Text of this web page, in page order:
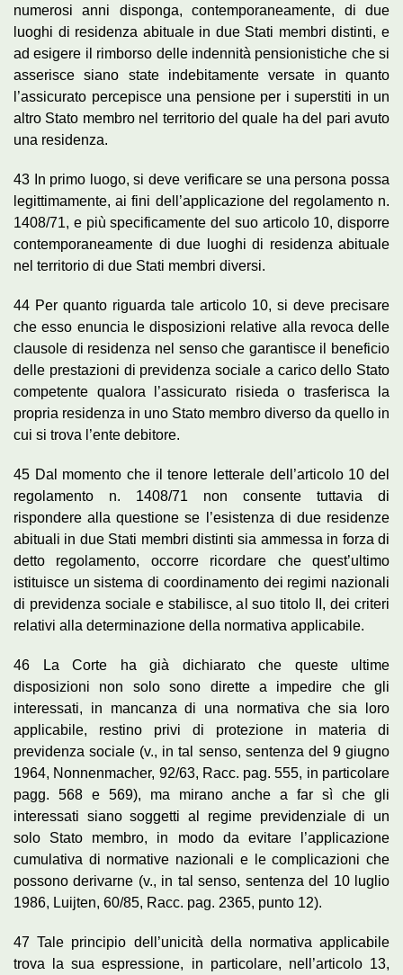
numerosi anni disponga, contemporaneamente, di due
luoghi di residenza abituale in due Stati membri distinti, e
ad esigere il rimborso delle indennità pensionistiche che si
asserisce siano state indebitamente versate in quanto
l’assicurato percepisce una pensione per i superstiti in un
altro Stato membro nel territorio del quale ha del pari avuto
una residenza.
43 In primo luogo, si deve verificare se una persona possa
legittimamente, ai fini dell’applicazione del regolamento n.
1408/71, e più specificamente del suo articolo 10, disporre
contemporaneamente di due luoghi di residenza abituale
nel territorio di due Stati membri diversi.
44 Per quanto riguarda tale articolo 10, si deve precisare
che esso enuncia le disposizioni relative alla revoca delle
clausole di residenza nel senso che garantisce il beneficio
delle prestazioni di previdenza sociale a carico dello Stato
competente qualora l’assicurato risieda o trasferisca la
propria residenza in uno Stato membro diverso da quello in
cui si trova l’ente debitore.
45 Dal momento che il tenore letterale dell’articolo 10 del
regolamento n. 1408/71 non consente tuttavia di
rispondere alla questione se l’esistenza di due residenze
abituali in due Stati membri distinti sia ammessa in forza di
detto regolamento, occorre ricordare che quest’ultimo
istituisce un sistema di coordinamento dei regimi nazionali
di previdenza sociale e stabilisce, al suo titolo II, dei criteri
relativi alla determinazione della normativa applicabile.
46 La Corte ha già dichiarato che queste ultime
disposizioni non solo sono dirette a impedire che gli
interessati, in mancanza di una normativa che sia loro
applicabile, restino privi di protezione in materia di
previdenza sociale (v., in tal senso, sentenza del 9 giugno
1964, Nonnenmacher, 92/63, Racc. pag. 555, in particolare
pagg. 568 e 569), ma mirano anche a far sì che gli
interessati siano soggetti al regime previdenziale di un
solo Stato membro, in modo da evitare l’applicazione
cumulativa di normative nazionali e le complicazioni che
possono derivarne (v., in tal senso, sentenza del 10 luglio
1986, Luijten, 60/85, Racc. pag. 2365, punto 12).
47 Tale principio dell’unicità della normativa applicabile
trova la sua espressione, in particolare, nell’articolo 13,